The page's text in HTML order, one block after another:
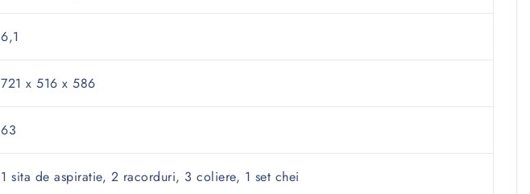
6,1
721 x 516 x 586
63
1 sita de aspiratie, 2 racorduri, 3 coliere, 1 set chei